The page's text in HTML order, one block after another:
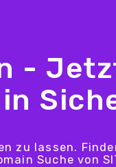
-
zu lassen.
Suche von